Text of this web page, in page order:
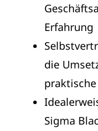
Erfahrung
die
Sigma